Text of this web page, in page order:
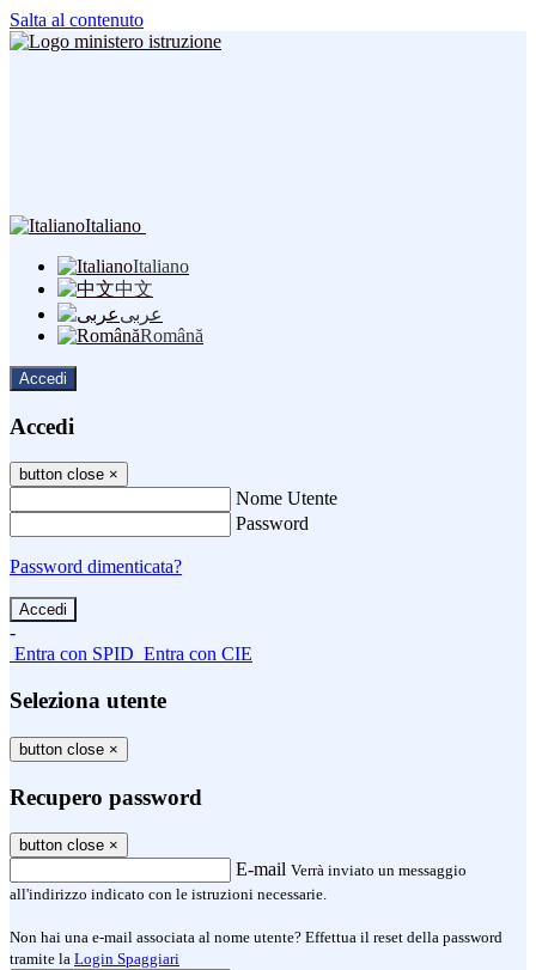
Salta al contenuto
Italiano
Italiano
中文
عربى
Română
Accedi
Accedi
button close ×
Nome Utente
Password
Password dimenticata?
-
Entra con SPID Entra con CIE
Seleziona utente
button close ×
Recupero password
button close ×
E-mail Verrà inviato un messaggio
all'indirizzo indicato con le istruzioni necessarie.
Non hai una e-mail associata al nome utente? Effettua il reset della password
tramite la Login Spaggiari